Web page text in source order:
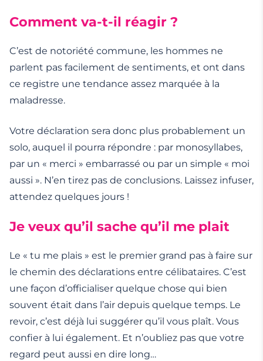
Comment va-t-il réagir ?
C’est de notoriété commune, les hommes ne
parlent pas facilement de sentiments, et ont dans
ce registre une tendance assez marquée à la
maladresse.
Votre déclaration sera donc plus probablement un
solo, auquel il pourra répondre : par monosyllabes,
par un « merci » embarrassé ou par un simple « moi
aussi ». N’en tirez pas de conclusions. Laissez infuser,
attendez quelques jours !
Je veux qu’il sache qu’il me plait
Le « tu me plais » est le premier grand pas à faire sur
le chemin des déclarations entre célibataires. C’est
une façon d’officialiser quelque chose qui bien
souvent était dans l’air depuis quelque temps. Le
revoir, c’est déjà lui suggérer qu’il vous plaît. Vous
confier à lui également. Et n’oubliez pas que votre
regard peut aussi en dire long…